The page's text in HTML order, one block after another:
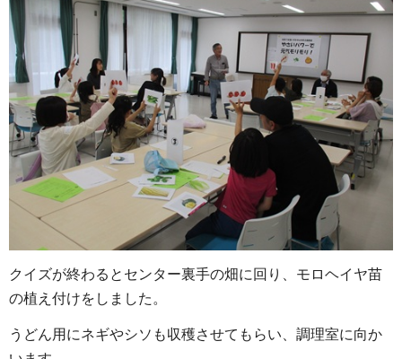
クイズが終わるとセンター裏手の畑に回り、モロヘイヤ苗
の植え付けをしました。
うどん用にネギやシソも収穫させてもらい、調理室に向か